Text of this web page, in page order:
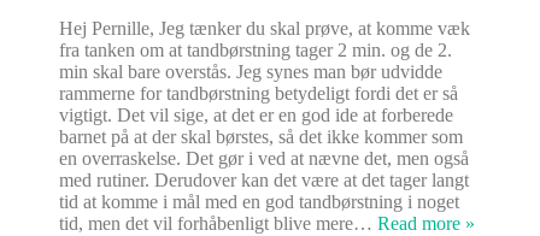
Hej Pernille, Jeg tænker du skal prøve, at komme væk
fra tanken om at tandbørstning tager 2 min. og de 2.
min skal bare overstås. Jeg synes man bør udvidde
rammerne for tandbørstning betydeligt fordi det er så
vigtigt. Det vil sige, at det er en god ide at forberede
barnet på at der skal børstes, så det ikke kommer som
en overraskelse. Det gør i ved at nævne det, men også
med rutiner. Derudover kan det være at det tager langt
tid at komme i mål med en god tandbørstning i noget
tid, men det vil forhåbenligt blive mere… Read more »